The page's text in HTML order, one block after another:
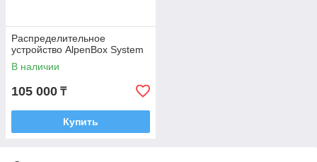
Распределительное
устройство AlpenBox System
В наличии
105 000 ₸
Купить